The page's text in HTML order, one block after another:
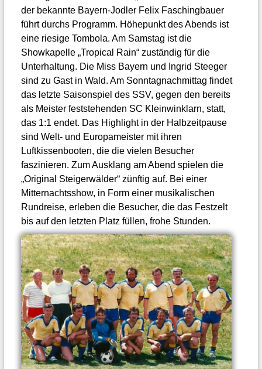
der bekannte Bayern-Jodler Felix Faschingbauer
führt durchs Programm. Höhepunkt des Abends ist
eine riesige Tombola. Am Samstag ist die
Showkapelle „Tropical Rain“ zuständig für die
Unterhaltung. Die Miss Bayern und Ingrid Steeger
sind zu Gast in Wald. Am Sonntagnachmittag findet
das letzte Saisonspiel des SSV, gegen den bereits
als Meister feststehenden SC Kleinwinklarn, statt,
das 1:1 endet. Das Highlight in der Halbzeitpause
sind Welt- und Europameister mit ihren
Luftkissenbooten, die die vielen Besucher
faszinieren. Zum Ausklang am Abend spielen die
„Original Steigerwälder“ zünftig auf. Bei einer
Mitternachtsshow, in Form einer musikalischen
Rundreise, erleben die Besucher, die das Festzelt
bis auf den letzten Platz füllen, frohe Stunden.